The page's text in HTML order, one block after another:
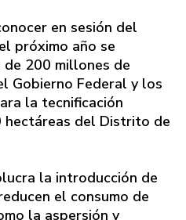
en sesión del
próximo año se
de 200 millones de
Gobierno Federal y los
la tecnificación
hectáreas del Distrito de
la introducción de
el consumo de
la aspersión y